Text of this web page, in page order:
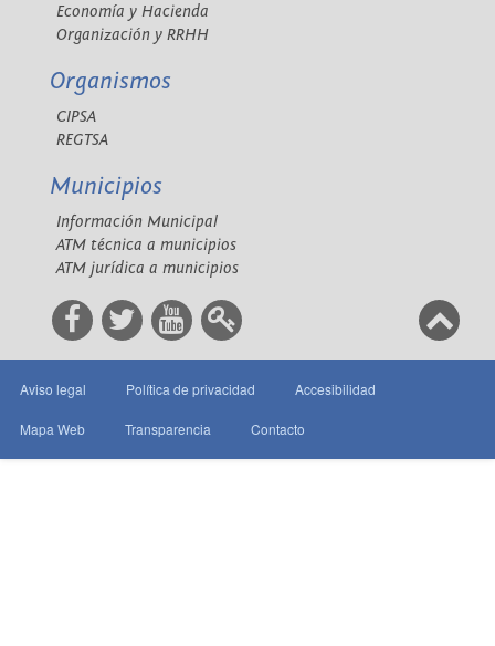
Economía y Hacienda
Organización y RRHH
Organismos
CIPSA
REGTSA
Municipios
Información Municipal
ATM técnica a municipios
ATM jurídica a municipios
Aviso legal Política de privacidad Accesibilidad
Mapa Web Transparencia Contacto